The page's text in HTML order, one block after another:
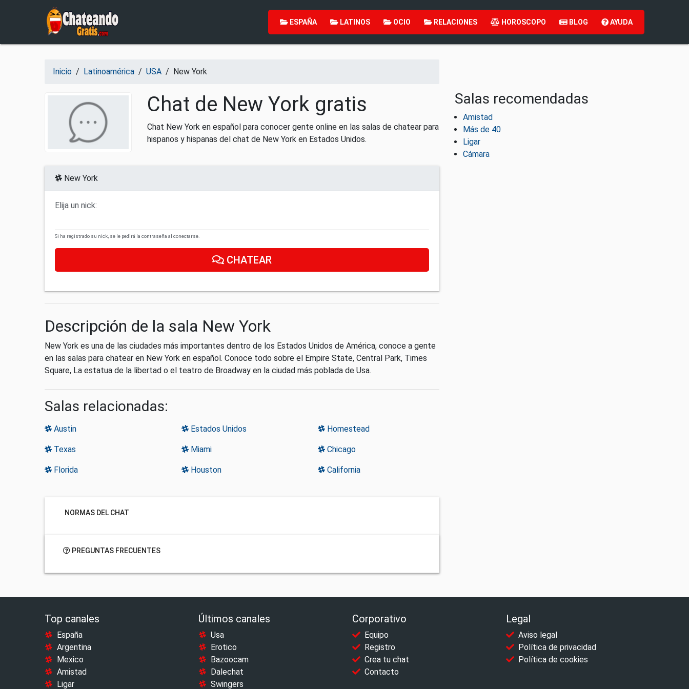
Salir del contenido
ESPAÑA LATINOS OCIO RELACIONES HOROSCOPO BLOG AYUDA
Inicio / Latinoamérica / USA / New York
Chat de New York gratis
Chat New York en español para conocer gente online en las salas de chatear para
hispanos y hispanas del chat de New York en Estados Unidos.
New York
Elija un nick:
Si ha registrado su nick, se le pedirá la contraseña al conectarse.
CHATEAR
Descripción de la sala New York
New York es una de las ciudades más importantes dentro de los Estados Unidos de América, conoce a gente
en las salas para chatear en New York en español. Conoce todo sobre el Empire State, Central Park, Times
Square, La estatua de la libertad o el teatro de Broadway en la ciudad más poblada de Usa.
Salas relacionadas:
Austin Estados Unidos Homestead
Texas Miami Chicago
Florida Houston California
NORMAS DEL CHAT
PREGUNTAS FRECUENTES
Salas recomendadas
Amistad
Más de 40
Ligar
Cámara
Top canales
España
Argentina
Mexico
Amistad
Ligar
Últimos canales
Usa
Erotico
Bazoocam
Dalechat
Swingers
Corporativo
Equipo
Registro
Crea tu chat
Contacto
Legal
Aviso legal
Política de privacidad
Política de cookies